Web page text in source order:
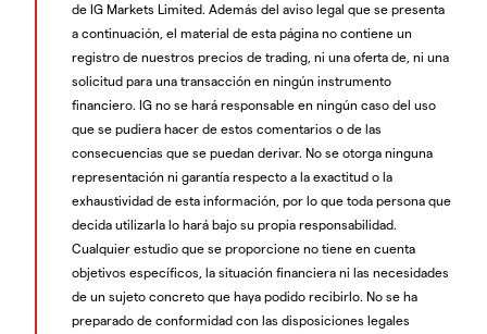
de IG Markets Limited. Además del aviso legal que se presenta
a continuación, el material de esta página no contiene un
registro de nuestros precios de trading, ni una oferta de, ni una
solicitud para una transacción en ningún instrumento
financiero. IG no se hará responsable en ningún caso del uso
que se pudiera hacer de estos comentarios o de las
consecuencias que se puedan derivar. No se otorga ninguna
representación ni garantía respecto a la exactitud o la
exhaustividad de esta información, por lo que toda persona que
decida utilizarla lo hará bajo su propia responsabilidad.
Cualquier estudio que se proporcione no tiene en cuenta
objetivos específicos, la situación financiera ni las necesidades
de un sujeto concreto que haya podido recibirlo. No se ha
preparado de conformidad con las disposiciones legales